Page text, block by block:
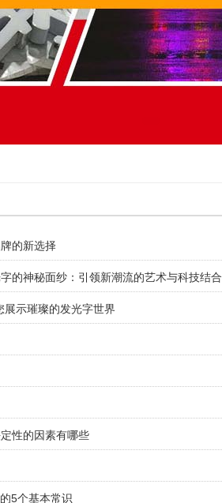
的新选择
的神秘面纱：引领新潮流的艺术与科技结合
示璀璨的发光字世界
性的因素有哪些
5个基本常识